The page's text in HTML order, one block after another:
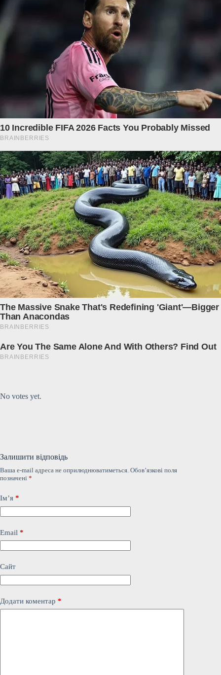
No votes yet.
Залишити відповідь
Ваша e-mail адреса не оприлюднюватиметься. Обов’язкові поля
позначені *
Ім’я *
Email *
Сайт
Додати коментар *